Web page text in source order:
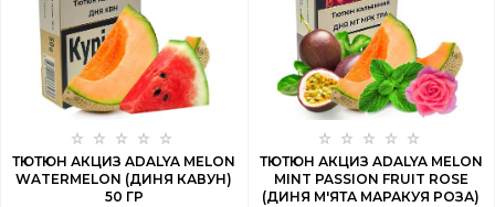
ТЮТЮН АКЦИЗ ADALYA MELON
WATERMELON (ДИНЯ КАВУН)
50 ГР
ТЮТЮН АКЦИЗ ADALYA MELON
MINT PASSION FRUIT ROSE
(ДИНЯ М'ЯТА МАРАКУЯ РОЗА)